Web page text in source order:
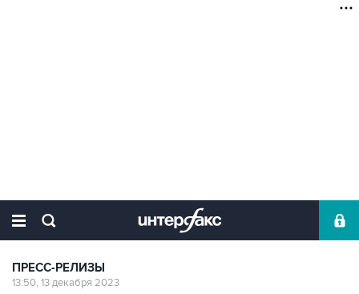
ПРЕСС-РЕЛИЗЫ
13:50, 13 декабря 2023